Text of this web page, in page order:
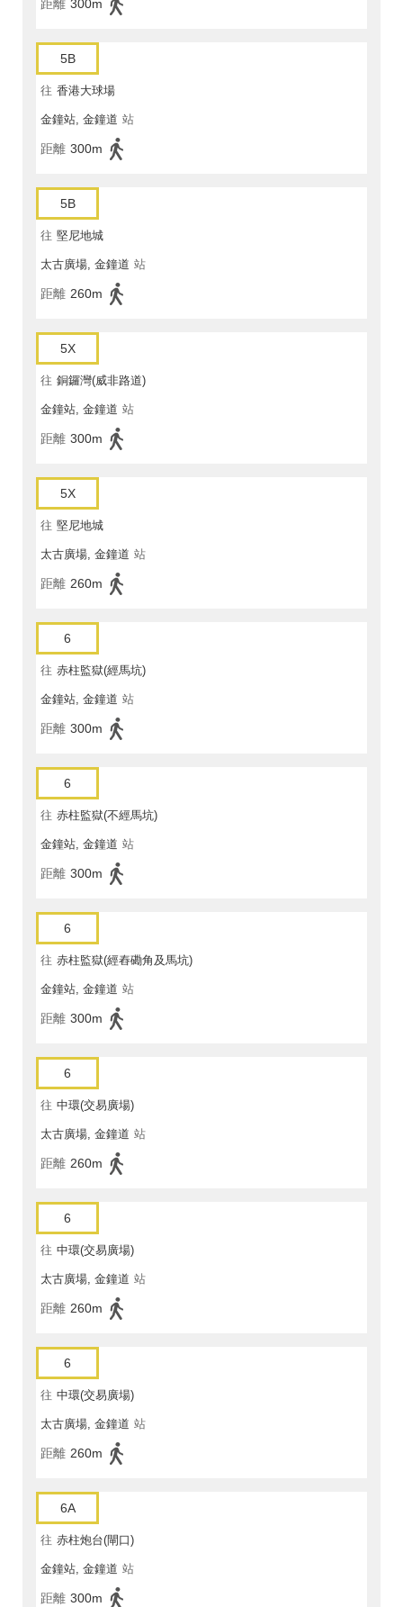
距離 300m
5B
往 香港大球場
金鐘站, 金鐘道 站
距離 300m
5B
往 堅尼地城
太古廣場, 金鐘道 站
距離 260m
5X
往 銅鑼灣(威非路道)
金鐘站, 金鐘道 站
距離 300m
5X
往 堅尼地城
太古廣場, 金鐘道 站
距離 260m
6
往 赤柱監獄(經馬坑)
金鐘站, 金鐘道 站
距離 300m
6
往 赤柱監獄(不經馬坑)
金鐘站, 金鐘道 站
距離 300m
6
往 赤柱監獄(經舂磡角及馬坑)
金鐘站, 金鐘道 站
距離 300m
6
往 中環(交易廣場)
太古廣場, 金鐘道 站
距離 260m
6
往 中環(交易廣場)
太古廣場, 金鐘道 站
距離 260m
6
往 中環(交易廣場)
太古廣場, 金鐘道 站
距離 260m
6A
往 赤柱炮台(閘口)
金鐘站, 金鐘道 站
距離 300m